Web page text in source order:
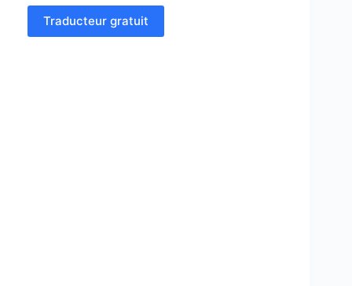
Traducteur gratuit